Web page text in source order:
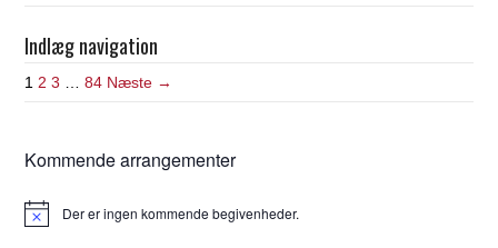
Indlæg navigation
1 2 3 84 Næste →
Kommende arrangementer
Notice Der er ingen kommende begivenheder.